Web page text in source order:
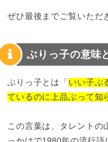
ぜひ最後までご覧いただ
ぶりっ子の意味
ぶりっ子とは「 いい子ぶ
ているのに上品ぶって知
この言葉は、タレントの